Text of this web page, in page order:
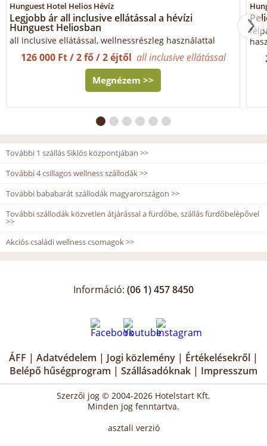
Hunguest Hotel Helios Hévíz
Legjobb ár all inclusive ellátással a hévízi
Hunguest Heliosban
all inclusive ellátással, wellnessrészleg használattal
126 000 Ft / 2 fő / 2 éjtől all inclusive ellátással
Megnézem >>
További 1 szállás Siklós központjában >>
További 4 csillagos wellness szállodák >>
További bababarát szállodák magyarországon >>
További szállodák közvetlen átjárással a fürdőbe, szállás fürdőbelépővel
>>
Akciós családi wellness csomagok >>
Információ: (06 1) 457 8450
ÁFF | Adatvédelem | Jogi közlemény | Értékelésekről |
Belépő hűségprogram | Szállásadóknak | Impresszum
Szerzői jog © 2004-2026 Hotelstart Kft.
Minden jog fenntartva.
asztali verzió